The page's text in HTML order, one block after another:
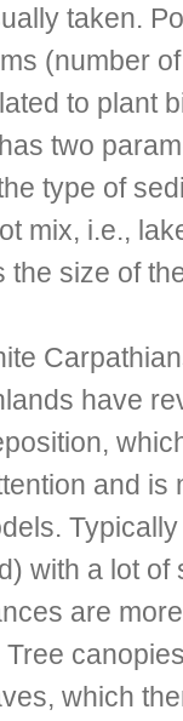
taken.
(number
to plant
two
type of
mix, i.e.,
size of
have
and is
with a lot of
are
which